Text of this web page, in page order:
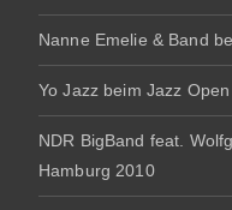
Nanne Emelie & Band
Yo Jazz beim Jazz
NDR BigBand feat.
Hamburg 2010